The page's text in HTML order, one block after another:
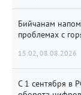
Бийчанам
проблемах с
15:02, 08.08.2026
С 1 сентября в